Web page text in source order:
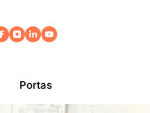
Portas